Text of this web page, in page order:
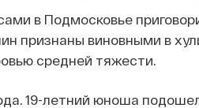
в Подмосковье
признаны виновными в
средней тяжести.
19-летний юноша